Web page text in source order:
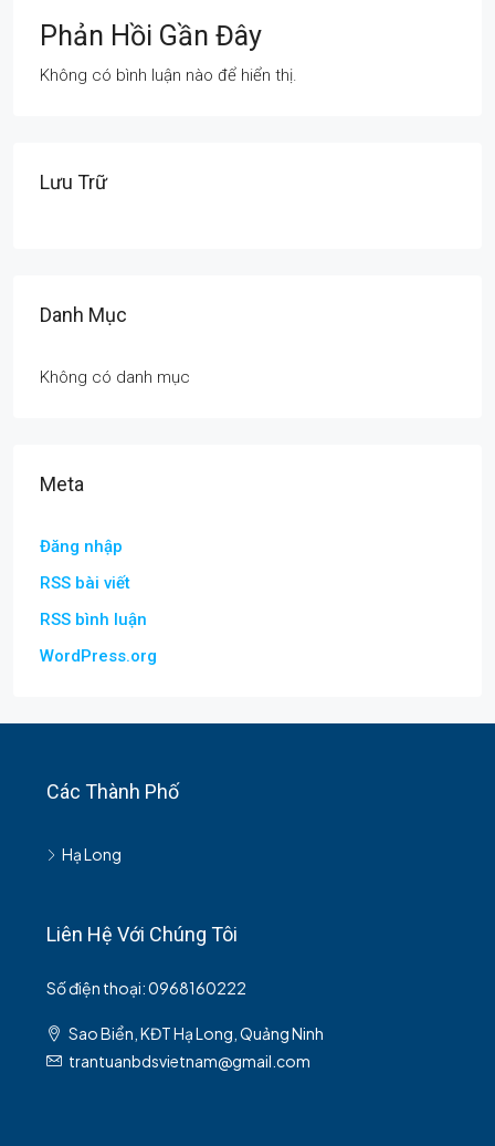
Phản Hồi Gần Đây
Không có bình luận nào để hiển thị.
Lưu Trữ
Danh Mục
Không có danh mục
Meta
Đăng nhập
RSS bài viết
RSS bình luận
WordPress.org
Các Thành Phố
Hạ Long
Liên Hệ Với Chúng Tôi
Số điện thoại: 0968160222
Sao Biển, KĐT Hạ Long, Quảng Ninh
trantuanbdsvietnam@gmail.com